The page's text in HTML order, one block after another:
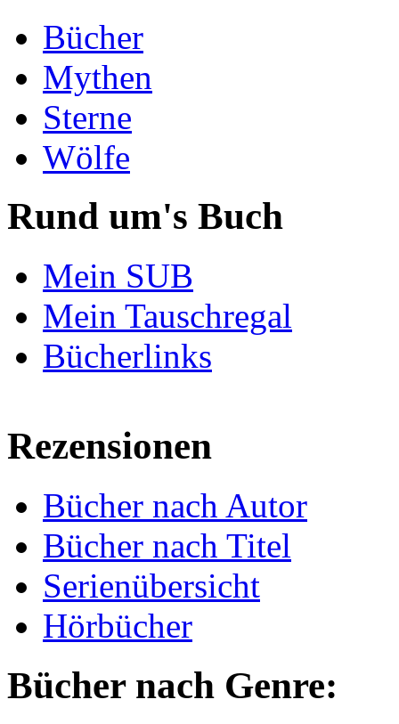
Bücher
Mythen
Sterne
Wölfe
Rund um's Buch
Mein SUB
Mein Tauschregal
Bücherlinks
Rezensionen
Bücher nach Autor
Bücher nach Titel
Serienübersicht
Hörbücher
Bücher nach Genre: